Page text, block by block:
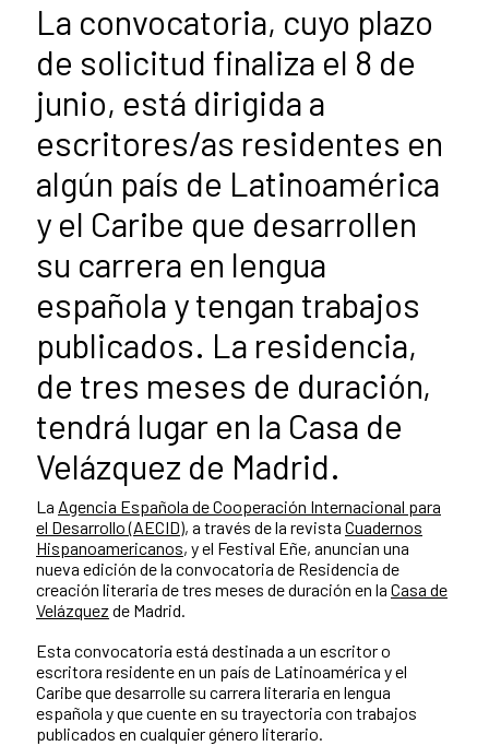
La convocatoria, cuyo plazo
de solicitud finaliza el 8 de
junio, está dirigida a
escritores/as residentes en
algún país de Latinoamérica
y el Caribe que desarrollen
su carrera en lengua
española y tengan trabajos
publicados. La residencia,
de tres meses de duración,
tendrá lugar en la Casa de
Velázquez de Madrid.
La Agencia Española de Cooperación Internacional para
el Desarrollo (AECID), a través de la revista Cuadernos
Hispanoamericanos, y el Festival Eñe, anuncian una
nueva edición de la convocatoria de Residencia de
creación literaria de tres meses de duración en la Casa de
Velázquez de Madrid.
Esta convocatoria está destinada a un escritor o
escritora residente en un país de Latinoamérica y el
Caribe que desarrolle su carrera literaria en lengua
española y que cuente en su trayectoria con trabajos
publicados en cualquier género literario.